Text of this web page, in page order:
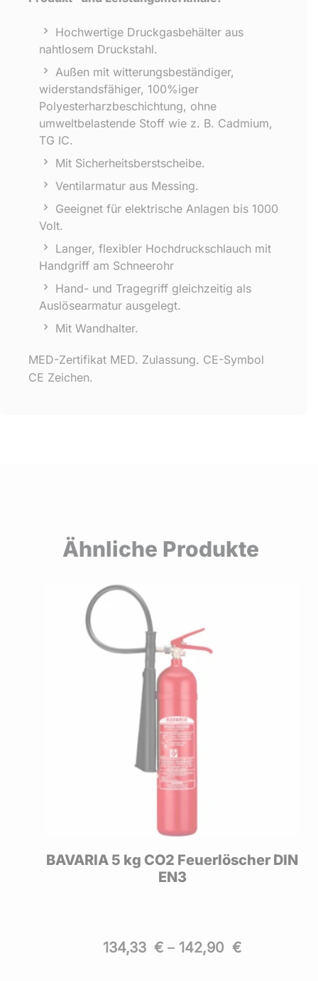
Hochwertige Druckgasbehälter aus
nahtlosem Druckstahl.
Außen mit witterungsbeständiger,
widerstandsfähiger, 100%iger
Polyesterharzbeschichtung, ohne
umweltbelastende Stoff wie z. B. Cadmium,
TG IC.
Mit Sicherheitsberstscheibe.
Ventilarmatur aus Messing.
Geeignet für elektrische Anlagen bis 1000
Volt.
Langer, flexibler Hochdruckschlauch mit
Handgriff am Schneerohr
Hand- und Tragegriff gleichzeitig als
Auslösearmatur ausgelegt.
Mit Wandhalter.
MED-Zertifikat MED. Zulassung. CE-Symbol
CE Zeichen.
Ähnliche Produkte
BAVARIA 5 kg CO2 Feuerlöscher DIN
EN3
134,33 € – 142,90 €